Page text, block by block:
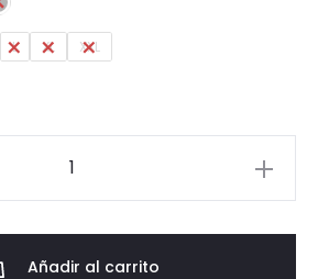
actual
48,93€.
L XL XXL
Añadir al carrito